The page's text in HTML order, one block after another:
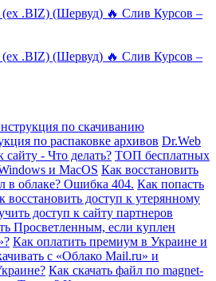
по скачиванию
по распаковке архивов Dr.Web
сайту - Что делать? ТОП бесплатных
и MacOS Как восстановить
в облаке? Ошибка 404. Как попасть
восстановить доступ к утерянному
доступ к сайту партнеров
Просветленным, если куплен
Как оплатить премиум в Украине и
с «Облако Mail.ru» и
Как скачать файл по magnet-